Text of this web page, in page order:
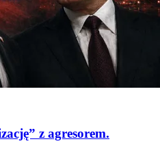
z agresorem.